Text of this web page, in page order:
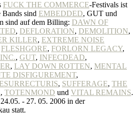
FUCK THE COMMERCE-Festivals ist
sind EMBEDDED, GUT und
sind auf dem Billing: DAWN OF
, DEFLORATION, DEMOLITION,
KILLER, EXTREME NOISE
FLESHGORE, FORLORN LEGACY,
, GUT, INFECDEAD,
, LAY DOWN ROTTEN, MENTAL
DISFIGUREMENT,
, SUFFERAGE, THE
, TOTENMOND und VITAL REMAINS.
- 27. 05. 2006 in der
statt.